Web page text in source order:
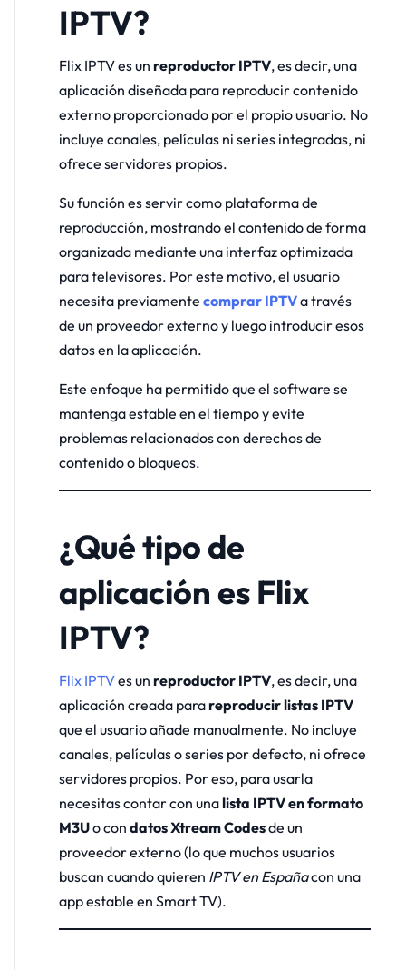
IPTV?
Flix IPTV es unreproductor IPTV, es decir, una
aplicación diseñada para reproducir contenido
externo proporcionado por el propio usuario. No
incluye canales, películas ni series integradas, ni
ofrece servidores propios.
Su función es servir como plataforma de
reproducción, mostrando el contenido de forma
organizada mediante una interfaz optimizada
para televisores. Por este motivo, el usuario
necesita previamentecomprar IPTVa través
de un proveedor externo y luego introducir esos
datos en la aplicación.
Este enfoque ha permitido que el software se
mantenga estable en el tiempo y evite
problemas relacionados con derechos de
contenido o bloqueos.
¿Qué tipo de
aplicación es Flix
IPTV?
Flix IPTVes unreproductor IPTV, es decir, una
aplicación creada parareproducir listas IPTV
que el usuario añade manualmente. No incluye
canales, películas o series por defecto, ni ofrece
servidores propios. Por eso, para usarla
necesitas contar con unalista IPTV en formato
M3Uo condatos Xtream Codesde un
proveedor externo (lo que muchos usuarios
buscan cuando quieren IPTV en Españacon una
app estable en Smart TV).